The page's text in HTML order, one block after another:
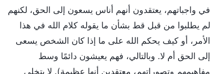
في واجباتهم، يعتقدون أنهم أناس يسعون إلى الحق، لكنهم
لم يطلبوا من قبل قط بشأن ما يقوله كلام الله في هذا
الأمر، أو كيف يحكم الله على ما إذا كان الشخص يسعى
إلى الحق أم لا. وبالتالي، فهم يعيشون دائمًا وسط
مفاهيمهم وتصوراتهم، معتقدين أنها عظيمة). لا يتخلى